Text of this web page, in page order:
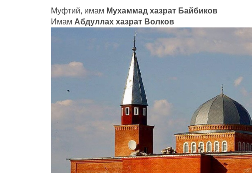
Муфтий, имам Мухаммад хазрат Байбиков
Имам Абдуллах хазрат Волков